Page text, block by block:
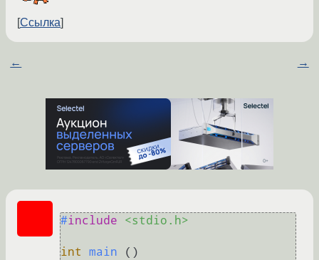
Ссылка
← →
#include <stdio.h>
int main
()